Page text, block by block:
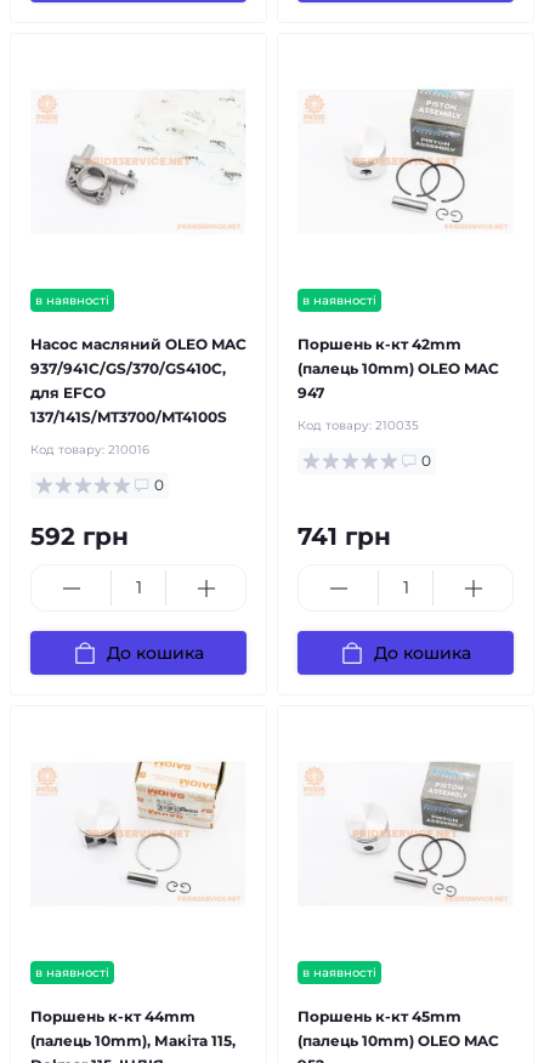
в наявності
Насос масляний OLEO MAC
937/941C/GS/370/GS410C,
для EFCO
137/141S/MT3700/MT4100S
Код товару: 210016
0
592 грн
До кошика
в наявності
Поршень к-кт 42mm
(палець 10mm) OLEO MAC
947
Код товару: 210035
0
741 грн
До кошика
в наявності
Поршень к-кт 44mm
(палець 10mm), Макіта 115,
в наявності
Поршень к-кт 45mm
(палець 10mm) OLEO MAC